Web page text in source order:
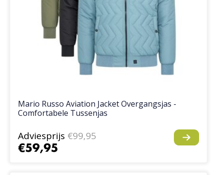
Mario Russo Aviation Jacket Overgangsjas -
Comfortabele Tussenjas
Adviesprijs €99,95
€59,95